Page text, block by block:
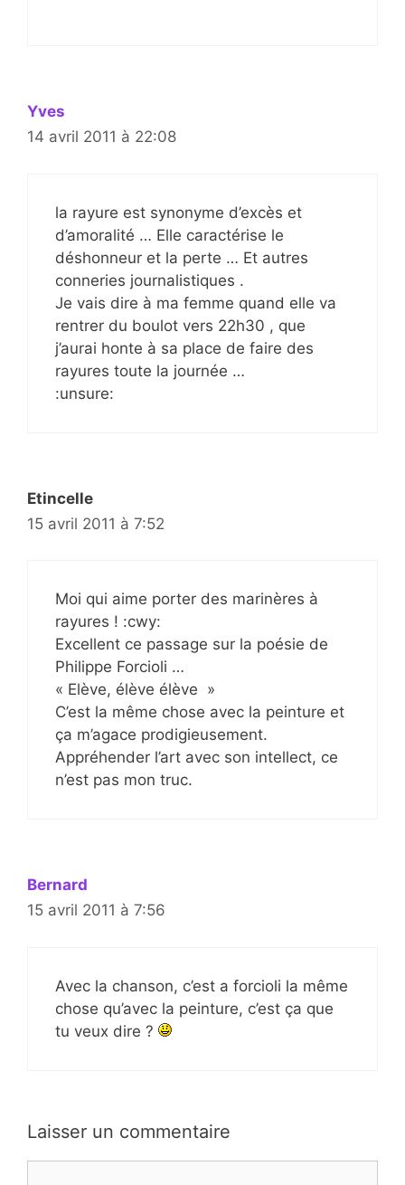
Yves
14 avril 2011 à 22:08
la rayure est synonyme d’excès et
d’amoralité … Elle caractérise le
déshonneur et la perte … Et autres
conneries journalistiques .
Je vais dire à ma femme quand elle va
rentrer du boulot vers 22h30 , que
j’aurai honte à sa place de faire des
rayures toute la journée …
:unsure:
Etincelle
15 avril 2011 à 7:52
Moi qui aime porter des marinères à
rayures ! :cwy:
Excellent ce passage sur la poésie de
Philippe Forcioli …
« Elève, élève élève »
C’est la même chose avec la peinture et
ça m’agace prodigieusement.
Appréhender l’art avec son intellect, ce
n’est pas mon truc.
Bernard
15 avril 2011 à 7:56
Avec la chanson, c’est a forcioli la même
chose qu’avec la peinture, c’est ça que
tu veux dire ?
Laisser un commentaire